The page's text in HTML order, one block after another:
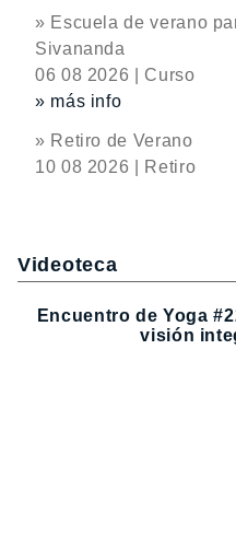
» Escuela de verano
Sivananda
06 08 2026 | Curso
» más info
» Retiro de Verano
10 08 2026 | Retiro
Videoteca
Encuentro de Yoga
visión